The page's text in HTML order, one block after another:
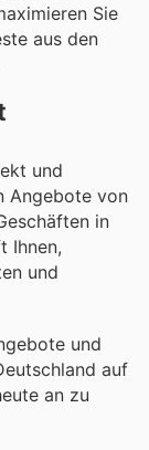
Sie
aus den
und
Angebote von
in
Ihnen,
und
und
auf
an zu